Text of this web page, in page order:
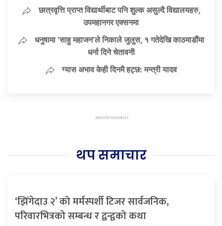
छात्रवृत्ति प्राप्त विद्यार्थीबाट पनि शुल्क असुल्दै विद्यालयहरु,
उपमहानगर एक्सनमा
धनुषामा ‘साहु महाजन’ले निकाले जुलुस, १ गतेदेखि काठमाडौंमा
धर्ना दिने चेतावनी
ग्यास अभाव केही दिनमै हट्छ: मन्त्री यादव
थप समाचार
‘झिँगेदाउ २’ को मर्मस्पर्शी टिजर सार्वजनिक,
परिवारभित्रको सम्बन्ध र द्वन्द्वको कथा